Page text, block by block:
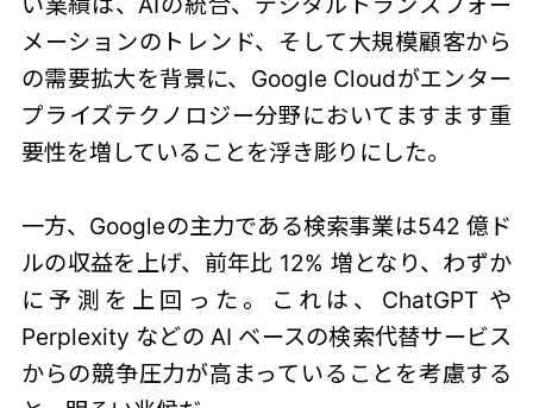
メーションのトレンド、そして大規模顧客から
の需要拡大を背景に、Google Cloudがエンター
プライズテクノロジー分野においてますます重
要性を増していることを浮き彫りにした。
一方、Googleの主力である検索事業は542 億ド
ルの収益を上げ、前年比 12% 増となり、わずか
に予測を上回った。これは、ChatGPT や
Perplexity などの AI ベースの検索代替サービス
からの競争圧力が高まっていることを考慮する